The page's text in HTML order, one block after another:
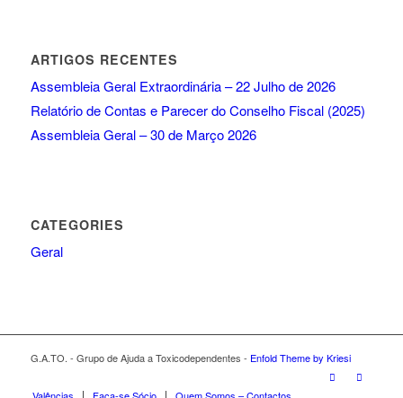
ARTIGOS RECENTES
Assembleia Geral Extraordinária – 22 Julho de 2026
Relatório de Contas e Parecer do Conselho Fiscal (2025)
Assembleia Geral – 30 de Março 2026
CATEGORIES
Geral
G.A.TO. - Grupo de Ajuda a Toxicodependentes - Enfold Theme by Kriesi